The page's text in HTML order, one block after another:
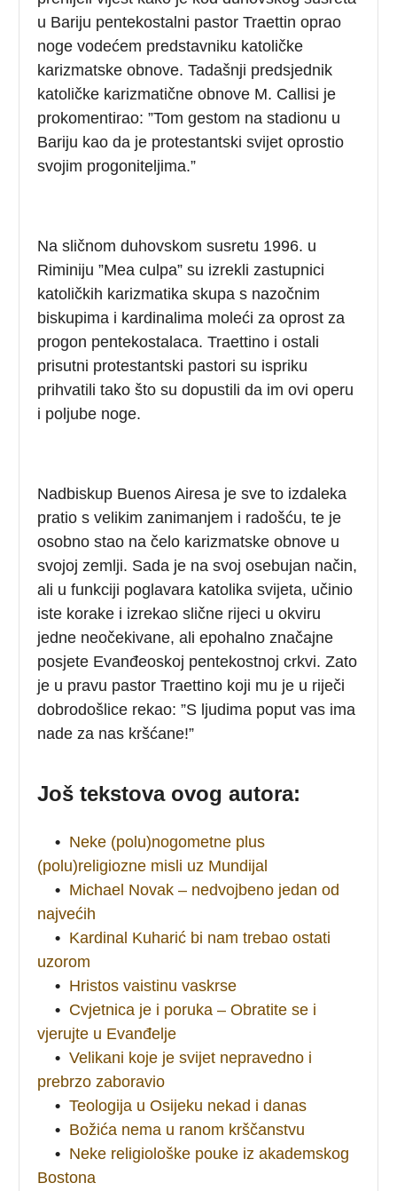
u Bariju pentekostalni pastor Traettin oprao
noge vodećem predstavniku katoličke
karizmatske obnove. Tadašnji predsjednik
katoličke karizmatične obnove M. Callisi je
prokomentirao: ”Tom gestom na stadionu u
Bariju kao da je protestantski svijet oprostio
svojim progoniteljima.”
Na sličnom duhovskom susretu 1996. u
Riminiju ”Mea culpa” su izrekli zastupnici
katoličkih karizmatika skupa s nazočnim
biskupima i kardinalima moleći za oprost za
progon pentekostalaca. Traettino i ostali
prisutni protestantski pastori su ispriku
prihvatili tako što su dopustili da im ovi operu
i poljube noge.
Nadbiskup Buenos Airesa je sve to izdaleka
pratio s velikim zanimanjem i radošću, te je
osobno stao na čelo karizmatske obnove u
svojoj zemlji. Sada je na svoj osebujan način,
ali u funkciji poglavara katolika svijeta, učinio
iste korake i izrekao slične rijeci u okviru
jedne neočekivane, ali epohalno značajne
posjete Evanđeoskoj pentekostnoj crkvi. Zato
je u pravu pastor Traettino koji mu je u riječi
dobrodošlice rekao: ”S ljudima poput vas ima
nade za nas kršćane!”
Još tekstova ovog autora:
• Neke (polu)nogometne plus
(polu)religiozne misli uz Mundijal
• Michael Novak – nedvojbeno jedan od
najvećih
• Kardinal Kuharić bi nam trebao ostati
uzorom
• Hristos vaistinu vaskrse
• Cvjetnica je i poruka – Obratite se i
vjerujte u Evanđelje
• Velikani koje je svijet nepravedno i
prebrzo zaboravio
• Teologija u Osijeku nekad i danas
• Božića nema u ranom krščanstvu
• Neke religiološke pouke iz akademskog
Bostona